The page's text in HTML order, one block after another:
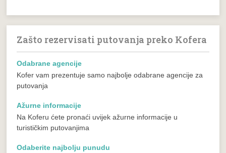
Zašto rezervisati putovanja preko Kofera
Odabrane agencije
Kofer vam prezentuje samo najbolje odabrane agencije za
putovanja
Ažurne informacije
Na Koferu ćete pronaći uvijek ažurne informacije u
turističkim putovanjima
Odaberite najbolju punudu